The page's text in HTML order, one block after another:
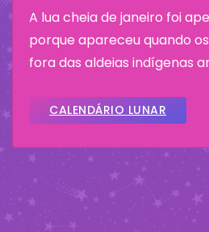
A lua cheia de janeiro foi
porque apareceu quando
fora das aldeias indígenas
CALENDÁRIO LUNAR